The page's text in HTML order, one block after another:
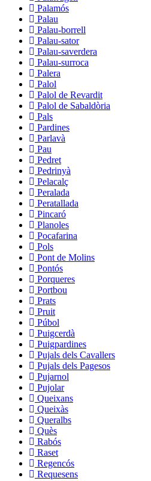
Palamós
Palau
Palau-borrell
Palau-sator
Palau-saverdera
Palau-surroca
Palera
Palol
Palol de Revardit
Palol de Sabaldòria
Pals
Pardines
Parlavà
Pau
Pedret
Pedrinyà
Pelacalç
Peralada
Peratallada
Pincaró
Planoles
Pocafarina
Pols
Pont de Molins
Pontós
Porqueres
Portbou
Prats
Pruit
Púbol
Puigcerdà
Puigpardines
Pujals dels Cavallers
Pujals dels Pagesos
Pujarnol
Pujolar
Queixans
Queixàs
Queralbs
Quès
Rabós
Raset
Regencós
Requesens